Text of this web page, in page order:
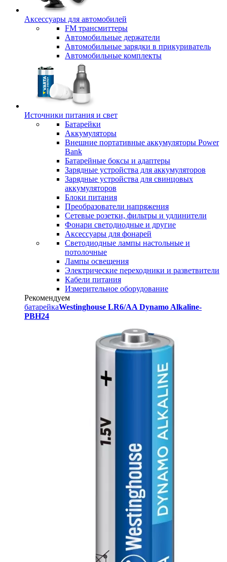
Аксессуары для автомобилей
FM трансмиттеры
Автомобильные держатели
Автомобильные зарядки в прикуриватель
Автомобильные комплекты
Источники питания и свет
Батарейки
Аккумуляторы
Внешние портативные аккумуляторы Power
Bank
Батарейные боксы и адаптеры
Зарядные устройства для аккумуляторов
Зарядные устройства для свинцовых
аккумуляторов
Блоки питания
Преобразователи напряжения
Сетевые розетки, фильтры и удлинители
Фонари светодиодные и другие
Аксессуары для фонарей
Светодиодные лампы настольные и
потолочные
Лампы освещения
Электрические переходники и разветвители
Кабели питания
Измерительное оборудование
Рекомендуем
батарейкаWestinghouse LR6/AA Dynamo Alkaline-
PBH24